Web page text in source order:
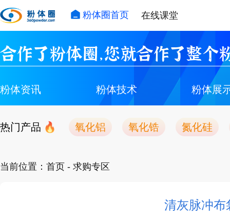
粉体圈首页 在线课堂
合作了粉体圈，您就合作了整个
粉体资讯 粉体技术 粉体展
热门产品 氧化铝 氧化锆 氮化硅
当前位置： 首页 - 求购专区
清灰脉冲布